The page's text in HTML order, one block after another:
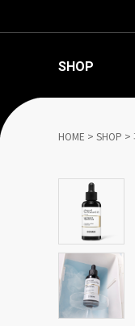
SHOP
HOME > SHOP >